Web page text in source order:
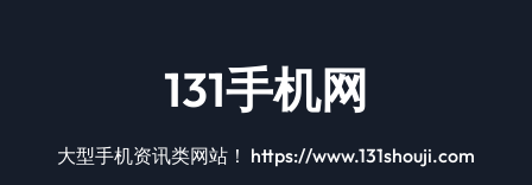
131手机网
大型手机资讯类网站！ https://www.131shouji.com